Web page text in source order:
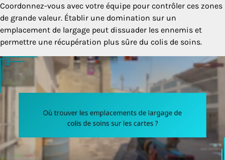
Coordonnez-vous avec votre équipe pour contrôler ces zones
de grande valeur. Établir une domination sur un
emplacement de largage peut dissuader les ennemis et
permettre une récupération plus sûre du colis de soins.